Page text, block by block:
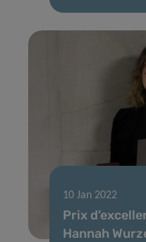
10 Jan 2022
Prix
Hannah